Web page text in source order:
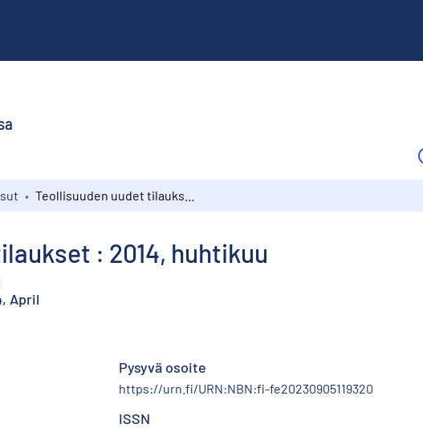
: 2014, huhtikuu
April
Pysyvä osoite
https://urn.fi/URN:NBN:fi-fe20230905119320
ISSN